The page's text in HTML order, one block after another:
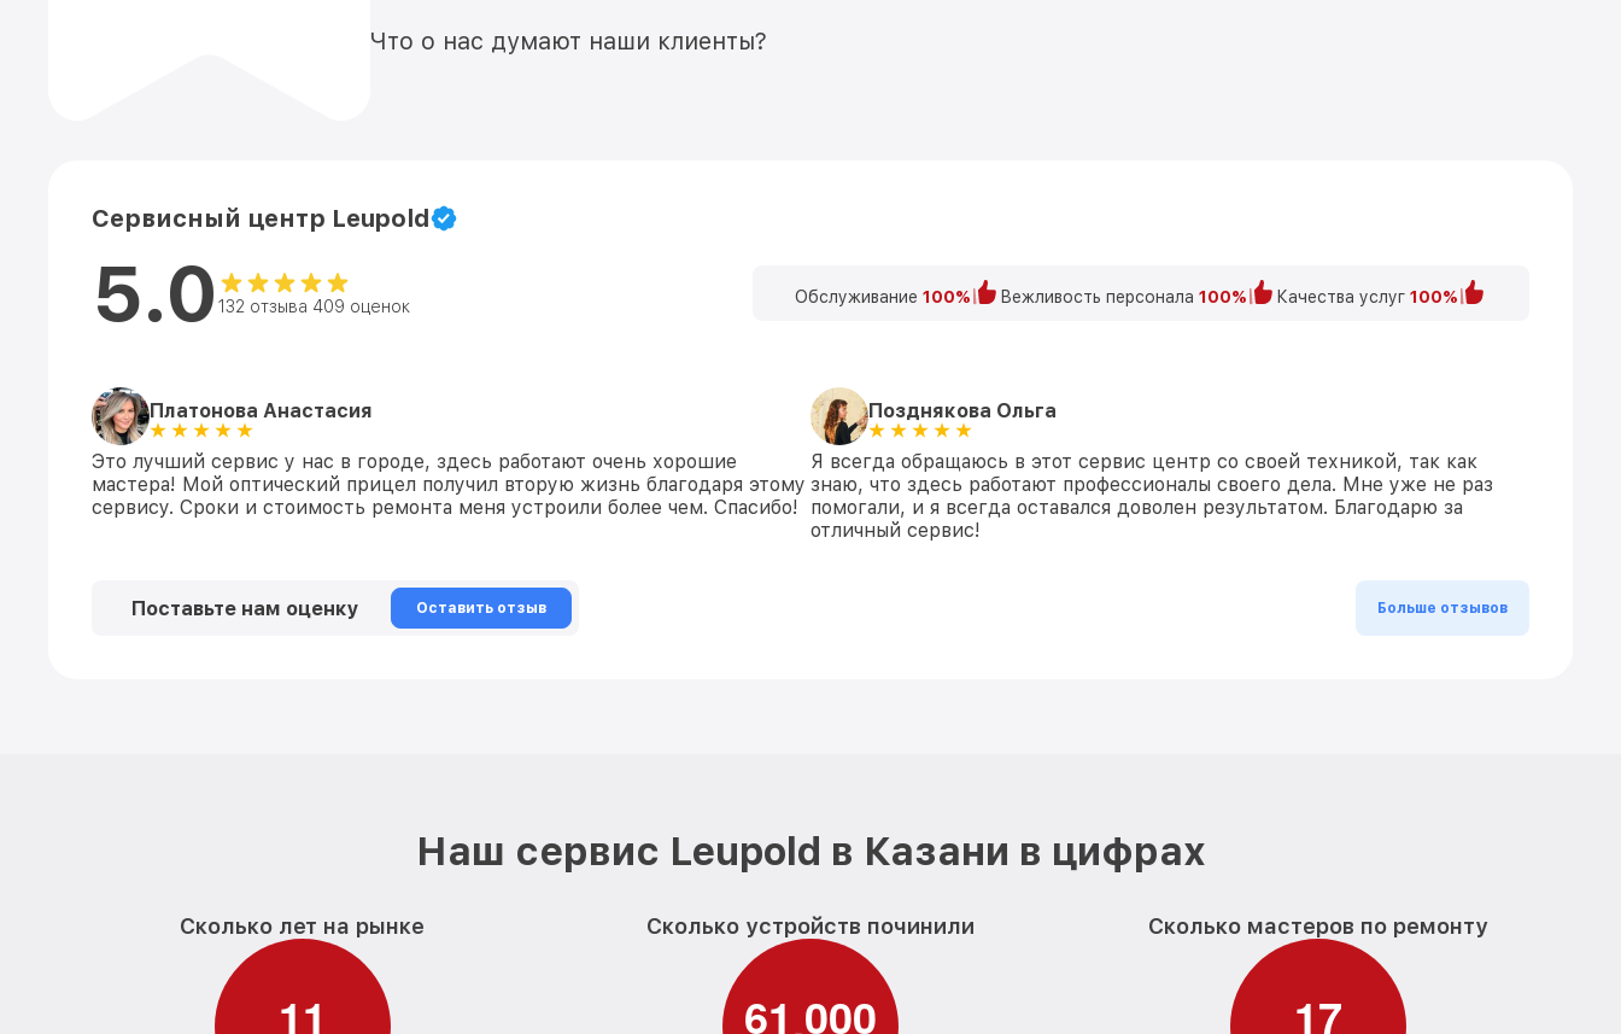
Что о нас думают наши клиенты?
Сервисный центр Leupold
5.0 132 отзыва 409 оценок Обслуживание 100% Вежливость персонала 100% Качества услуг 100%
Платонова Анастасия
Это лучший сервис у нас в городе, здесь работают очень хорошие
мастера! Мой оптический прицел получил вторую жизнь благодаря этому
сервису. Сроки и стоимость ремонта меня устроили более чем. Спасибо!
Позднякова Ольга
Я всегда обращаюсь в этот сервис центр со своей техникой, так как
знаю, что здесь работают профессионалы своего дела. Мне уже не раз
помогали, и я всегда оставался доволен результатом. Благодарю за
отличный сервис!
Поставьте нам оценку Оставить отзыв Больше отзывов
Наш сервис Leupold в Казани в цифрах
Сколько лет на рынке
11
Сколько устройств починили
61 000
Сколько мастеров по ремонту
17